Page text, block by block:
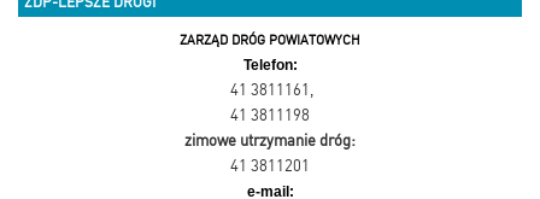
ZARZĄD DRÓG POWIATOWYCH
Telefon:
41 3811161 ,
41 3811198
zimowe utrzymanie dróg:
41 3811201
e-mail: